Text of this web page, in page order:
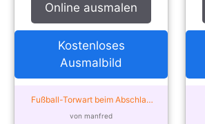
Online ausmalen
Kostenloses
Ausmalbild
Fußball-Torwart beim Abschlag
ausgemalt
von manfred